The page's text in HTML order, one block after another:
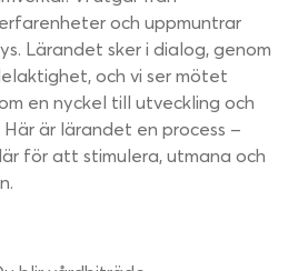
och uppmuntrar
Lärandet sker i dialog, genom
och vi ser mötet
en nyckel till utveckling och
är lärandet en process –
för att stimulera, utmana och